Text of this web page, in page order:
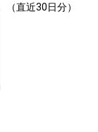
直近30日分）